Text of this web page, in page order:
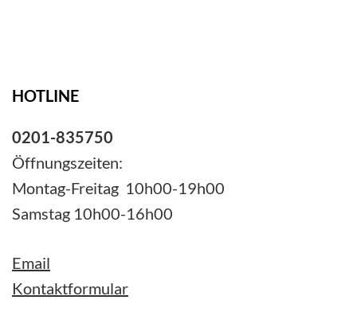
HOTLINE
0201-835750
Öffnungszeiten:
Montag-Freitag 10h00-19h00
Samstag 10h00-16h00
Email
Kontaktformular